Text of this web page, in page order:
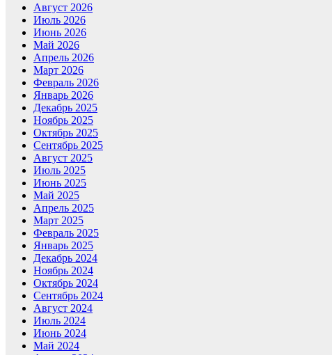
Август 2026
Июль 2026
Июнь 2026
Май 2026
Апрель 2026
Март 2026
Февраль 2026
Январь 2026
Декабрь 2025
Ноябрь 2025
Октябрь 2025
Сентябрь 2025
Август 2025
Июль 2025
Июнь 2025
Май 2025
Апрель 2025
Март 2025
Февраль 2025
Январь 2025
Декабрь 2024
Ноябрь 2024
Октябрь 2024
Сентябрь 2024
Август 2024
Июль 2024
Июнь 2024
Май 2024